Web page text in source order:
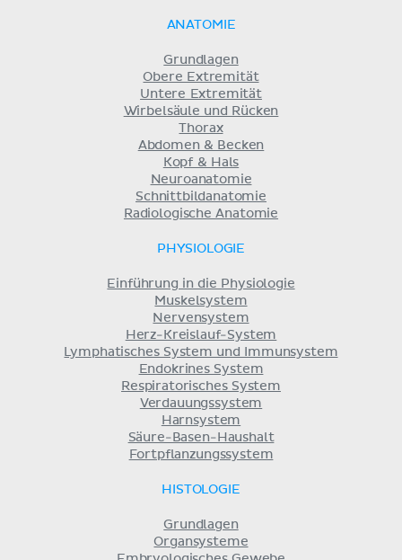
ANATOMIE
Grundlagen
Obere Extremität
Untere Extremität
Wirbelsäule und Rücken
Thorax
Abdomen & Becken
Kopf & Hals
Neuroanatomie
Schnittbildanatomie
Radiologische Anatomie
PHYSIOLOGIE
Einführung in die Physiologie
Muskelsystem
Nervensystem
Herz-Kreislauf-System
Lymphatisches System und Immunsystem
Endokrines System
Respiratorisches System
Verdauungssystem
Harnsystem
Säure-Basen-Haushalt
Fortpflanzungssystem
HISTOLOGIE
Grundlagen
Organsysteme